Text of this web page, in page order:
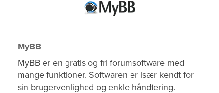
MyBB
MyBB er en gratis og fri forumsoftware med
mange funktioner. Softwaren er især kendt for
sin brugervenlighed og enkle håndtering.